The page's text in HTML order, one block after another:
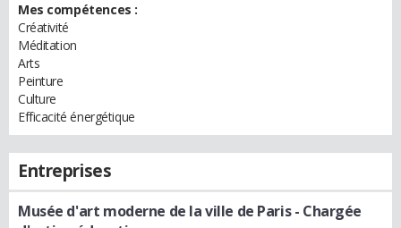
Mes compétences :
Créativité
Méditation
Arts
Peinture
Culture
Efficacité énergétique
Entreprises
Musée d'art moderne de la ville de Paris- Chargée